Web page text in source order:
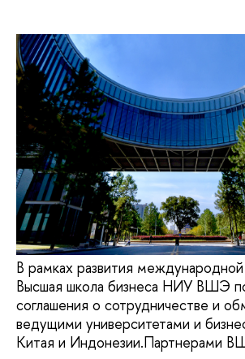
В рамках развития
Высшая школа бизнеса НИУ ВШЭ
соглашения о сотрудничестве и
ведущими университетами и
Китая и Индонезии.Партнерами